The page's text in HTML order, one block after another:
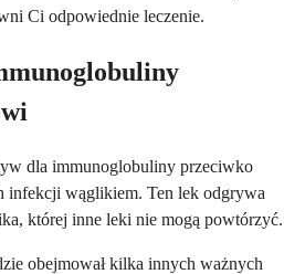
Ci odpowiednie leczenie.
dla immunoglobuliny przeciwko
wąglikiem. Ten lek odgrywa
której inne leki nie mogą powtórzyć.
obejmował kilka innych ważnych